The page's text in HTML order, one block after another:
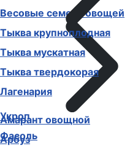
Весовые семена овощей
Амарант овощной
Арбуз
Тыква крупноплодная
Тыква мускатная
Тыква твердокорая
Лагенария
Укроп
Фасоль